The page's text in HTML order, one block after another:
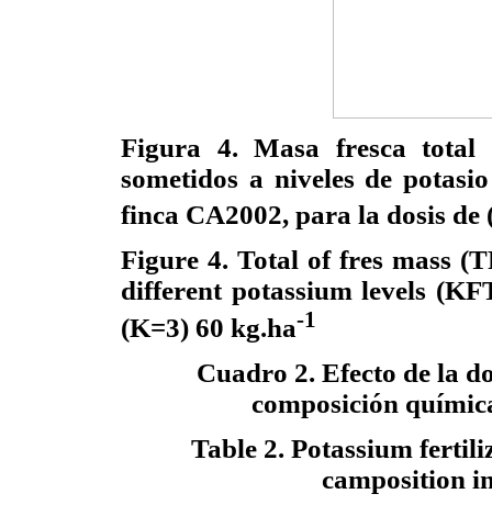
Figura 4. Masa fresca total
sometidos a niveles de
finca CA2002, para la dosis de
Figure 4. Total of fres mass
different potassium levels
(K=3) 60 kg.ha-1
Cuadro 2. Efecto de la
composición
Table 2. Potassium
camposition